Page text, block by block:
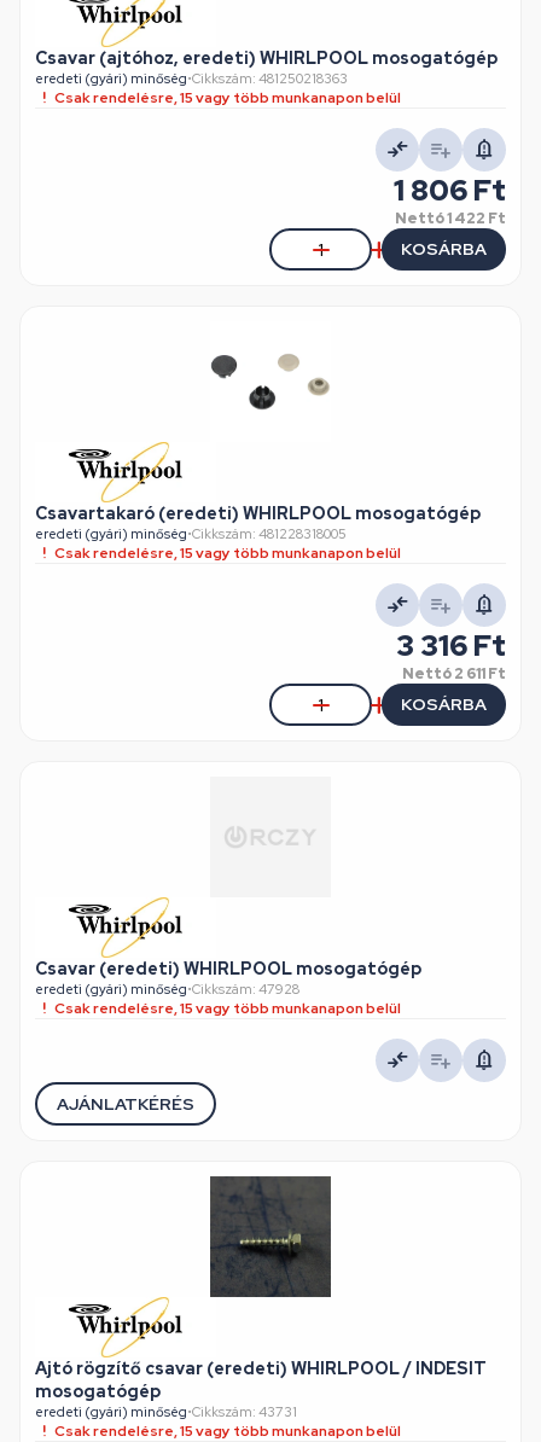
Csavar (ajtóhoz, eredeti) WHIRLPOOL mosogatógép
eredeti (gyári) minőség•Cikkszám: 481250218363
Csak rendelésre, 15 vagy több munkanapon belül
1 806 Ft
Nettó1 422 Ft
KOSÁRBA
Csavartakaró (eredeti) WHIRLPOOL mosogatógép
eredeti (gyári) minőség•Cikkszám: 481228318005
Csak rendelésre, 15 vagy több munkanapon belül
3 316 Ft
Nettó2 611 Ft
KOSÁRBA
Csavar (eredeti) WHIRLPOOL mosogatógép
eredeti (gyári) minőség•Cikkszám: 47928
Csak rendelésre, 15 vagy több munkanapon belül
AJÁNLATKÉRÉS
Ajtó rögzítő csavar (eredeti) WHIRLPOOL / INDESIT
mosogatógép
eredeti (gyári) minőség•Cikkszám: 43731
Csak rendelésre, 15 vagy több munkanapon belül